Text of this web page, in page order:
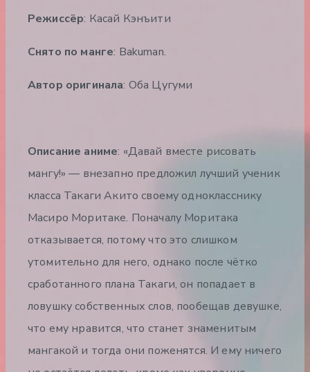
Режиссёр: Касай Кэнъити
Снято по манге: Bakuman.
Автор оригинала: Оба Цугуми
Описание аниме: «Давай вместе рисовать
мангу!» — внезапно предложил лучший ученик
класса Такаги Акито своему однокласснику
Масиро Моритаке. Поначалу Моритака
отказывается, потому что это слишком
утомительно для него, однако после чётко
сработанного плана Такаги, он попадает в
ловушку собственных слов, пообещав девушке,
что ему нравится, что станет знаменитым
мангакой и тогда они поженятся. И ему ничего